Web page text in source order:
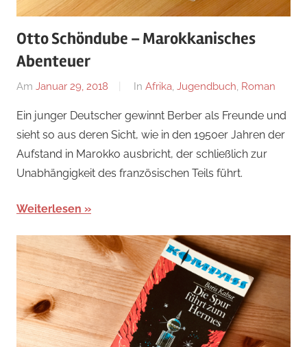
Otto Schöndube – Marokkanisches
Abenteuer
Am Januar 29, 2018
Von
In Afrika, Jugendbuch, Roman
Ein junger Deutscher gewinnt Berber als Freunde und
sieht so aus deren Sicht, wie in den 1950er Jahren der
Aufstand in Marokko ausbricht, der schließlich zur
Unabhängigkeit des französischen Teils führt.
Weiterlesen